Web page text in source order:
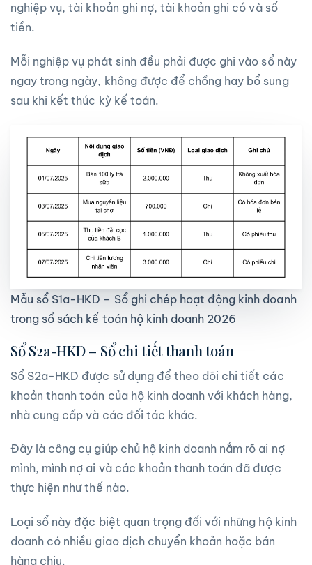
nghiệp vụ, tài khoản ghi nợ, tài khoản ghi có và số
tiền.
Mỗi nghiệp vụ phát sinh đều phải được ghi vào sổ này
ngay trong ngày, không được để chồng hay bổ sung
sau khi kết thúc kỳ kế toán.
Mẫu sổ S1a-HKD – Sổ ghi chép hoạt động kinh doanh
trong sổ sách kế toán hộ kinh doanh 2026
Sổ S2a-HKD – Sổ chi tiết thanh toán
Sổ S2a-HKD được sử dụng để theo dõi chi tiết các
khoản thanh toán của hộ kinh doanh với khách hàng,
nhà cung cấp và các đối tác khác.
Đây là công cụ giúp chủ hộ kinh doanh nắm rõ ai nợ
mình, mình nợ ai và các khoản thanh toán đã được
thực hiện như thế nào.
Loại sổ này đặc biệt quan trọng đối với những hộ kinh
doanh có nhiều giao dịch chuyển khoản hoặc bán
hàng chịu.